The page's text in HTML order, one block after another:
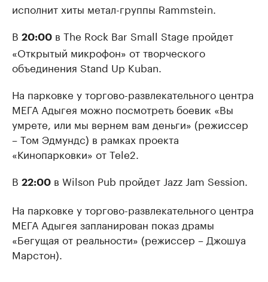
исполнит хиты метал-группы Rammstein.
В 20:00 в The Rock Bar Small Stage пройдет
«Открытый микрофон» от творческого
объединения Stand Up Kuban.
На парковке у торгово-развлекательного центра
МЕГА Адыгея можно посмотреть боевик «Вы
умрете, или мы вернем вам деньги» (режиссер
– Том Эдмундс) в рамках проекта
«Кинопарковки» от Tele2.
В 22:00 в Wilson Pub пройдет Jazz Jam Session.
На парковке у торгово-развлекательного центра
МЕГА Адыгея запланирован показ драмы
«Бегущая от реальности» (режиссер – Джошуа
Марстон).